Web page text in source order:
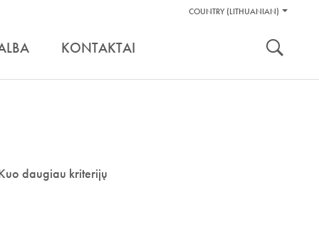
Pagalbos
COUNTRY (LITHUANIAN)
KONTAKTAI
daugiau kriterijų